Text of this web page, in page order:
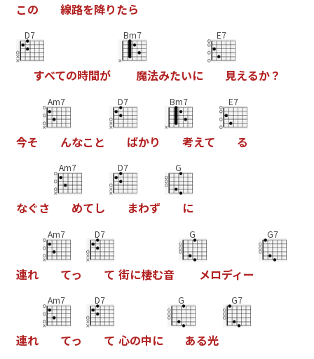
この 線路を降りたら
D7
すべての時間が
Bm7
魔法みたいに
E7
見えるか？
今そ
Am7
んなこ と
D7
ばかり
Bm7
考えて
E7
る
なぐさ
Am7
めてし
D7
まわず
G
に
連れ
Am7
てっ
D7
て 街に棲む音
G
メロディー
G7
連れ
Am7
てっ
D7
て 心の中に
G
ある光
G7